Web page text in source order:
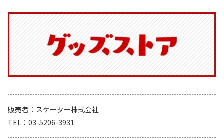
販売者
スケーター株式会社
TEL
03-5206-3931